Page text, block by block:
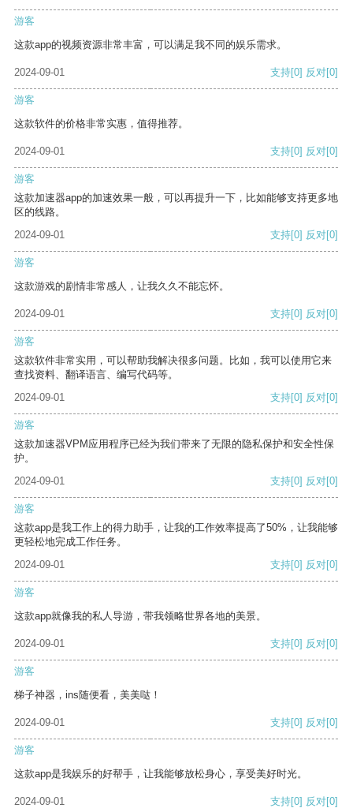
游客
这款app的视频资源非常丰富，可以满足我不同的娱乐需求。
2024-09-01 支持[0] 反对[0]
游客
这款软件的价格非常实惠，值得推荐。
2024-09-01 支持[0] 反对[0]
游客
这款加速器app的加速效果一般，可以再提升一下，比如能够支持更多地
区的线路。
2024-09-01
支持[0] 反对[0]
游客
这款游戏的剧情非常感人，让我久久不能忘怀。
2024-09-01 支持[0] 反对[0]
游客
这款软件非常实用，可以帮助我解决很多问题。比如，我可以使用它来
查找资料、翻译语言、编写代码等。
2024-09-01
支持[0] 反对[0]
游客
这款加速器VPM应用程序已经为我们带来了无限的隐私保护和安全性保
护。
2024-09-01
支持[0] 反对[0]
游客
这款app是我工作上的得力助手，让我的工作效率提高了50%，让我能够
更轻松地完成工作任务。
2024-09-01
支持[0] 反对[0]
游客
这款app就像我的私人导游，带我领略世界各地的美景。
2024-09-01 支持[0] 反对[0]
游客
梯子神器，ins随便看，美美哒！
2024-09-01 支持[0] 反对[0]
游客
这款app是我娱乐的好帮手，让我能够放松身心，享受美好时光。
2024-09-01 支持[0] 反对[0]